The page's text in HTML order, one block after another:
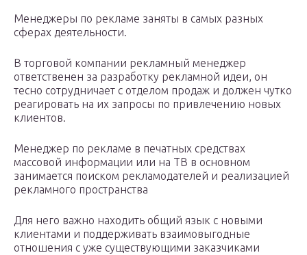
Менеджеры по рекламе заняты в самых разных
сферах деятельности.
В торговой компании рекламный менеджер
ответственен за разработку рекламной идеи, он
тесно сотрудничает с отделом продаж и должен чутко
реагировать на их запросы по привлечению новых
клиентов.
Менеджер по рекламе в печатных средствах
массовой информации или на ТВ в основном
занимается поиском рекламодателей и реализацией
рекламного пространства
Для него важно находить общий язык с новыми
клиентами и поддерживать взаимовыгодные
отношения с уже существующими заказчиками